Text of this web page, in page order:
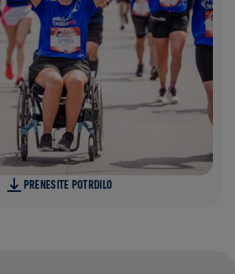
PRENESITE POTRDILO